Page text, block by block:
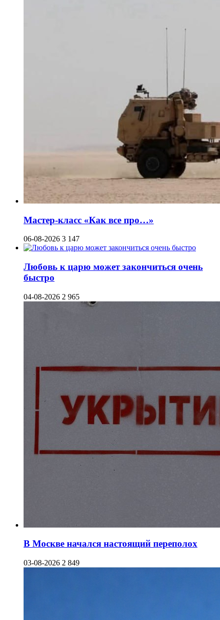
Мастер-класс «Как все про…»
06-08-2026 3 147
Любовь к царю может закончиться очень
быстро
04-08-2026 2 965
В Москве начался настоящий переполох
03-08-2026 2 849